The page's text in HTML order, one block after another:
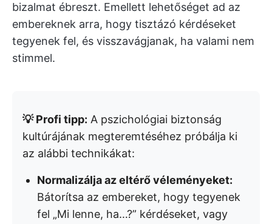
bizalmat ébreszt. Emellett lehetőséget ad az
embereknek arra, hogy tisztázó kérdéseket
tegyenek fel, és visszavágjanak, ha valami nem
stimmel.
💡 Profi tipp: A pszichológiai biztonság
kultúrájának megteremtéséhez próbálja ki
az alábbi technikákat:
Normalizálja az eltérő véleményeket:
Bátorítsa az embereket, hogy tegyenek
fel „Mi lenne, ha…?” kérdéseket, vagy